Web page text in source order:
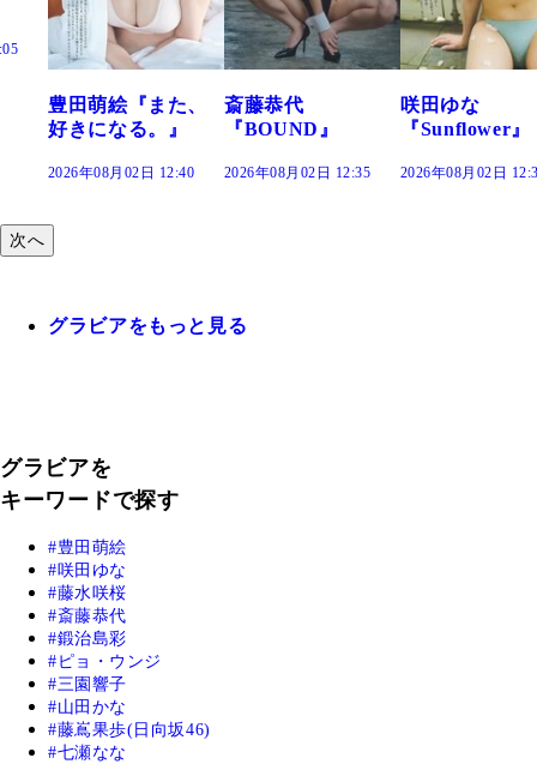
斎藤恭代
『BOUND』
2026年08月02日 12:35
咲田ゆな
『Sunflower』
2026年08月02日 12:30
藤水咲桜『花
だまり』
2026年08月02日
次へ
グラビアをもっと見る
グラビアを
キーワードで探す
豊田萌絵
咲田ゆな
藤水咲桜
斎藤恭代
鍛治島彩
ピョ・ウンジ
三園響子
山田かな
藤嶌果歩(日向坂46)
七瀬なな